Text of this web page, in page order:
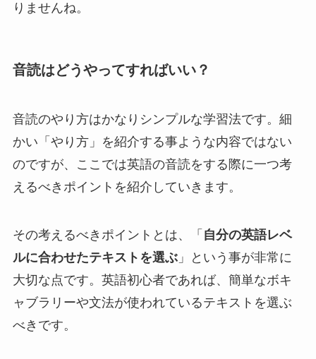
りませんね。
音読はどうやってすればいい？
音読のやり方はかなりシンプルな学習法です。細
かい「やり方」を紹介する事ような内容ではない
のですが、ここでは英語の音読をする際に一つ考
えるべきポイントを紹介していきます。
その考えるべきポイントとは、「 自分の英語レベ
ルに合わせたテキストを選ぶ」という事が非常に
大切な点です。英語初心者であれば、簡単なボキ
ャブラリーや文法が使われているテキストを選ぶ
べきです。